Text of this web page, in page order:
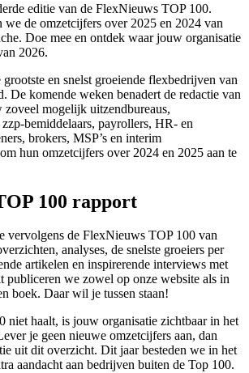
editie van de FlexNieuws TOP 100.
we de omzetcijfers over 2025 en 2024 van
Doe mee en ontdek waar jouw organisatie
2026.
en snelst groeiende flexbedrijven van
De komende weken benadert de redactie van
mogelijk uitzendbureaus,
bemiddelaars, payrollers, HR- en
brokers, MSP’s en interim
hun omzetcijfers over 2024 en 2025 aan te
100 rapport
vervolgens de FlexNieuws TOP 100 van
analyses, de snelste groeiers per
artikelen en inspirerende interviews met
publiceren we zowel op onze website als in
boek. Daar wil je tussen staan!
niet haalt, is jouw organisatie zichtbaar in het
je geen nieuwe omzetcijfers aan, dan
uit dit overzicht. Dit jaar besteden we in het
aandacht aan bedrijven buiten de Top 100.